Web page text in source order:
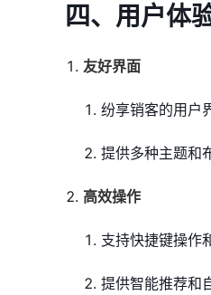
四、用户体
友好界面
纷享销客的用户
提供多种主题和
高效操作
支持快捷键操作
提供智能推荐和